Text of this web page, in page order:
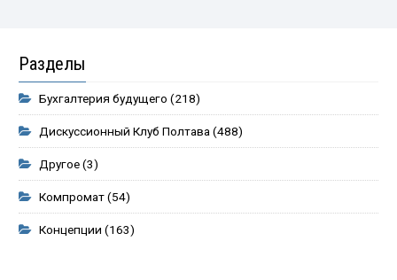
Разделы
Бухгалтерия будущего (218)
Дискуссионный Клуб Полтава (488)
Другое(3)
Компромат(54)
Концепции (163)